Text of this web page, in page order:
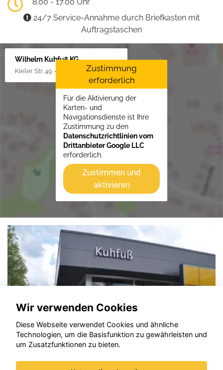
24/7 Service-Annahme durch Briefkasten mit
Auftragstaschen
Wilhelm Kuhfuß KG
Kieler Str. 49 - 51, 25451 Quickborn
Zustimmung
erforderlich
Für die Aktivierung der
Karten- und
Navigationsdienste ist Ihre
Zustimmung zu den
Datenschutzrichtlinien vom
Drittanbieter Google LLC
erforderlich.
Zustimmen und
aktivieren
Wir verwenden Cookies
Diese Webseite verwendet Cookies und ähnliche
Technologien, um die Basisfunktion zu gewährleisten und
um Zusatzfunktionen zu bieten.